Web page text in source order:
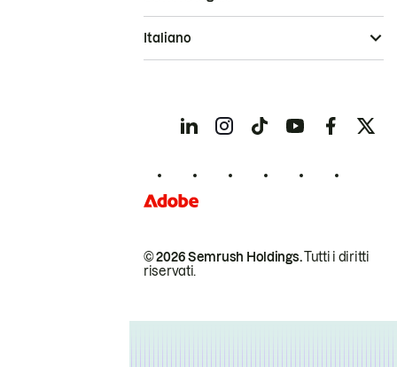
© 2026 Semrush Holdings.Tutti i diritti
riservati.
Italiano